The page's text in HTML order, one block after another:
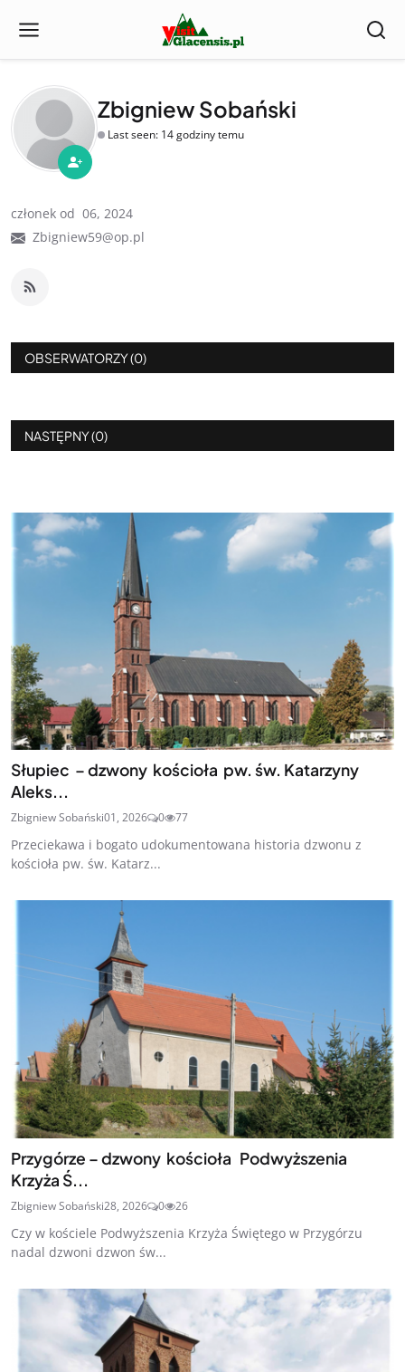
Zbigniew Sobański
Last seen: 14 godziny temu
członek od 06, 2024
Zbigniew59@op.pl
OBSERWATORZY (0)
NASTĘPNY (0)
Słupiec – dzwony kościoła pw. św. Katarzyny
Aleks...
Zbigniew Sobański01, 2026 0 77
Przeciekawa i bogato udokumentowana historia dzwonu z
kościoła pw. św. Katarz...
Przygórze – dzwony kościoła Podwyższenia
Krzyża Ś...
Zbigniew Sobański28, 2026 0 26
Czy w kościele Podwyższenia Krzyża Świętego w Przygórzu
nadal dzwoni dzwon św...